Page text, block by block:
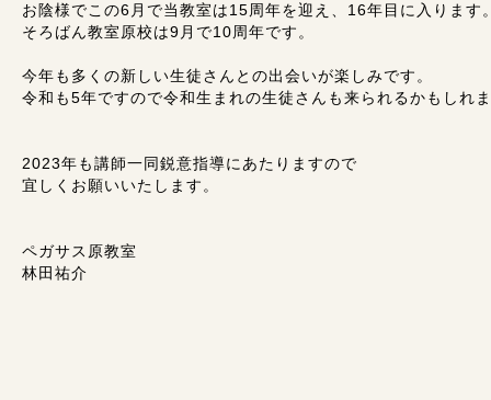
お陰様でこの6月で当教室は15周年を迎え、16年目に入ります
そろばん教室原校は9月で10周年です。
今年も多くの新しい生徒さんとの出会いが楽しみです。
令和も5年ですので令和生まれの生徒さんも来られるかもしれ
2023年も講師一同鋭意指導にあたりますので
宜しくお願いいたします。
ペガサス原教室
林田祐介